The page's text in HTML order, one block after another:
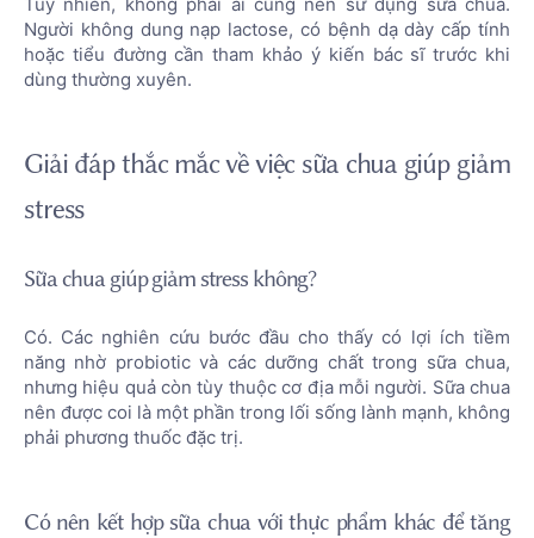
Tuy nhiên, không phải ai cũng nên sử dụng sữa chua.
Người không dung nạp lactose, có bệnh dạ dày cấp tính
hoặc tiểu đường cần tham khảo ý kiến bác sĩ trước khi
dùng thường xuyên.
Giải đáp thắc mắc về việc sữa chua giúp giảm
stress
Sữa chua giúp giảm stress không?
Có. Các nghiên cứu bước đầu cho thấy có lợi ích tiềm
năng nhờ probiotic và các dưỡng chất trong sữa chua,
nhưng hiệu quả còn tùy thuộc cơ địa mỗi người. Sữa chua
nên được coi là một phần trong lối sống lành mạnh, không
phải phương thuốc đặc trị.
Có nên kết hợp sữa chua với thực phẩm khác để tăng